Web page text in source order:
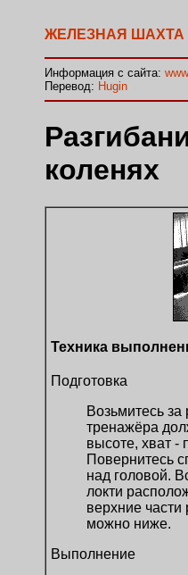
ЖЕЛЕЗНАЯ ШАХТА
Информация с сайта:
Перевод: Hugin
коленях
Техника
Подготовка
Возьмитесь за
тренажёра
высоте, хват
Повернитесь
над головой.
локти
верхние
можно ниже.
Выполнение